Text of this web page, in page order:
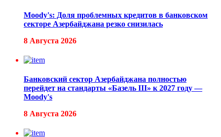
Moody's: Доля проблемных кредитов в банковском
секторе Азербайджана резко снизилась
8 Августа 2026
Банковский сектор Азербайджана полностью
перейдет на стандарты «Базель III» к 2027 году —
Moody's
8 Августа 2026